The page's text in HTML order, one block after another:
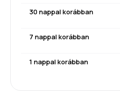
30 nappal korábban
7 nappal korábban
1 nappal korábban